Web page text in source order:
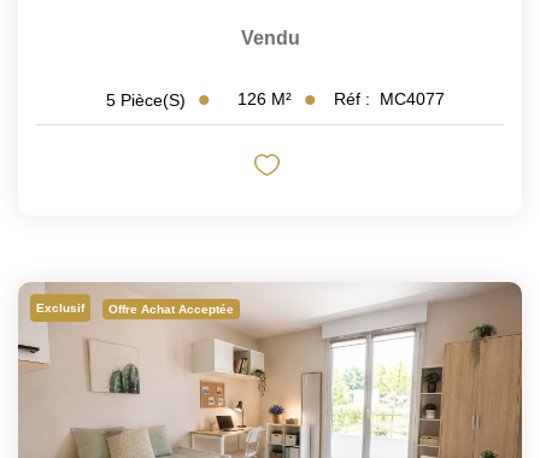
Vendu
5 Pièce(s) 126 M² Réf : MC4077
Exclusif Offre Achat Acceptée